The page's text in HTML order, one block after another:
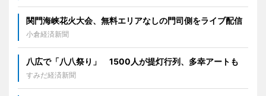
関門海峡花火大会、無料エリアなしの門司側をライブ配信
小倉経済新聞
八広で「八八祭り」 1500人が提灯行列、多幸アートも
すみだ経済新聞